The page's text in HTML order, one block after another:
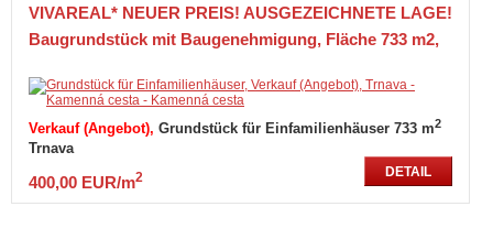
VIVAREAL* NEUER PREIS! AUSGEZEICHNETE LAGE!
Baugrundstück mit Baugenehmigung, Fläche 733 m2,
Verkauf (Angebot) Grundstück für Einfamilienhäuser 733 m2
Trnava
DETAIL
400,00 EUR/m2